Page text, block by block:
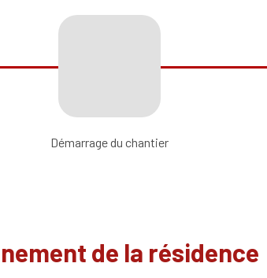
Démarrage du chantier
de la résidence